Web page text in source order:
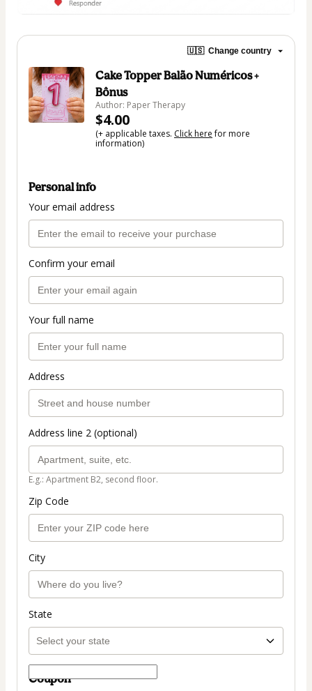
🇺🇸 Change country
Cake Topper Balão Numéricos +
Bônus
Author: Paper Therapy
$4.00
(+ applicable taxes. Click herefor more
information)
Personal info
Your email address
Confirm your email
Your full name
Address
Address line 2 (optional)
E.g.: Apartment B2, second floor.
Zip Code
City
State
Coupon